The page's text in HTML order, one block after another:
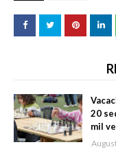
20
mil